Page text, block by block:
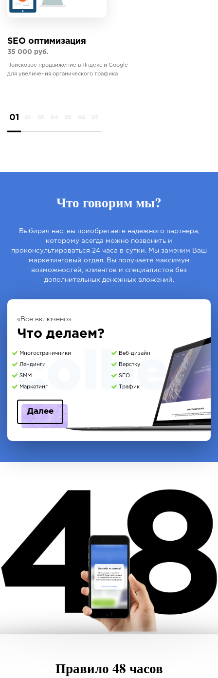
SEO оптимизация
35 000 руб.
Поисковое продвижение в Яндекс и Google
для увеличения органического трафика
01 02 03 04 05 06 07
Что говорим мы?
Выбирая нас, вы приобретаете надежного партнера,
которому всегда можно позвонить и
проконсультироваться 24 часа в сутки. Мы заменим Ваш
маркетинговый отдел. Вы получаете максимум
возможностей, клиентов и специалистов без
дополнительных денежных вложений.
«Все включено»
Что делаем?
Многостраничники Веб-дизайн
Лендинги Верстку
SMM SEO
Маркетинг Трафик
Далее
Правило 48 часов